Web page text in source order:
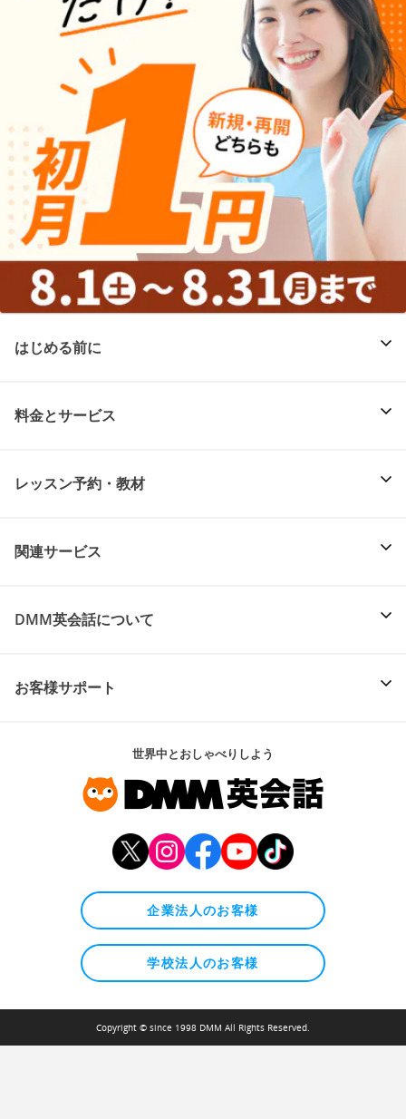
はじめる前に
料金とサービス
レッスン予約・教材
関連サービス
DMM英会話について
お客様サポート
世界中とおしゃべりしよう
企業法人のお客様
学校法人のお客様
Copyright © since 1998 DMM All Rights Reserved.